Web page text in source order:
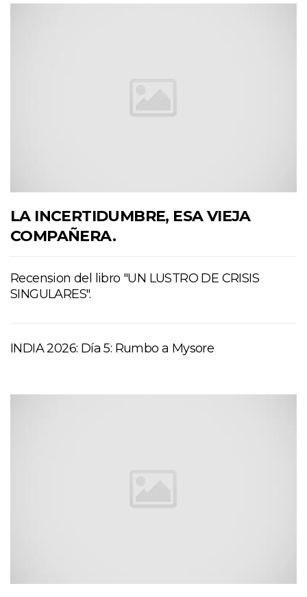
LA INCERTIDUMBRE, ESA VIEJA
COMPAÑERA.
Recension del libro "UN LUSTRO DE CRISIS
SINGULARES".
INDIA 2026: Día 5: Rumbo a Mysore